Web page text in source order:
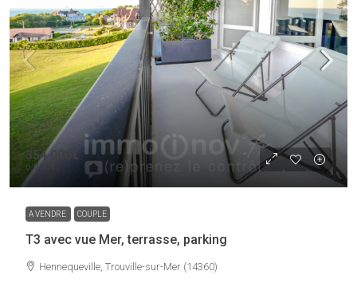
354 000€
6 000€
A VENDRE COUPLE
T3 avec vue Mer, terrasse, parking
Hennequeville, Trouville-sur-Mer (14360)